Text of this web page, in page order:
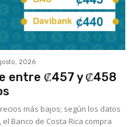
2026
entre ₡457 y ₡458
más bajos; según los datos
Banco de Costa Rica compra